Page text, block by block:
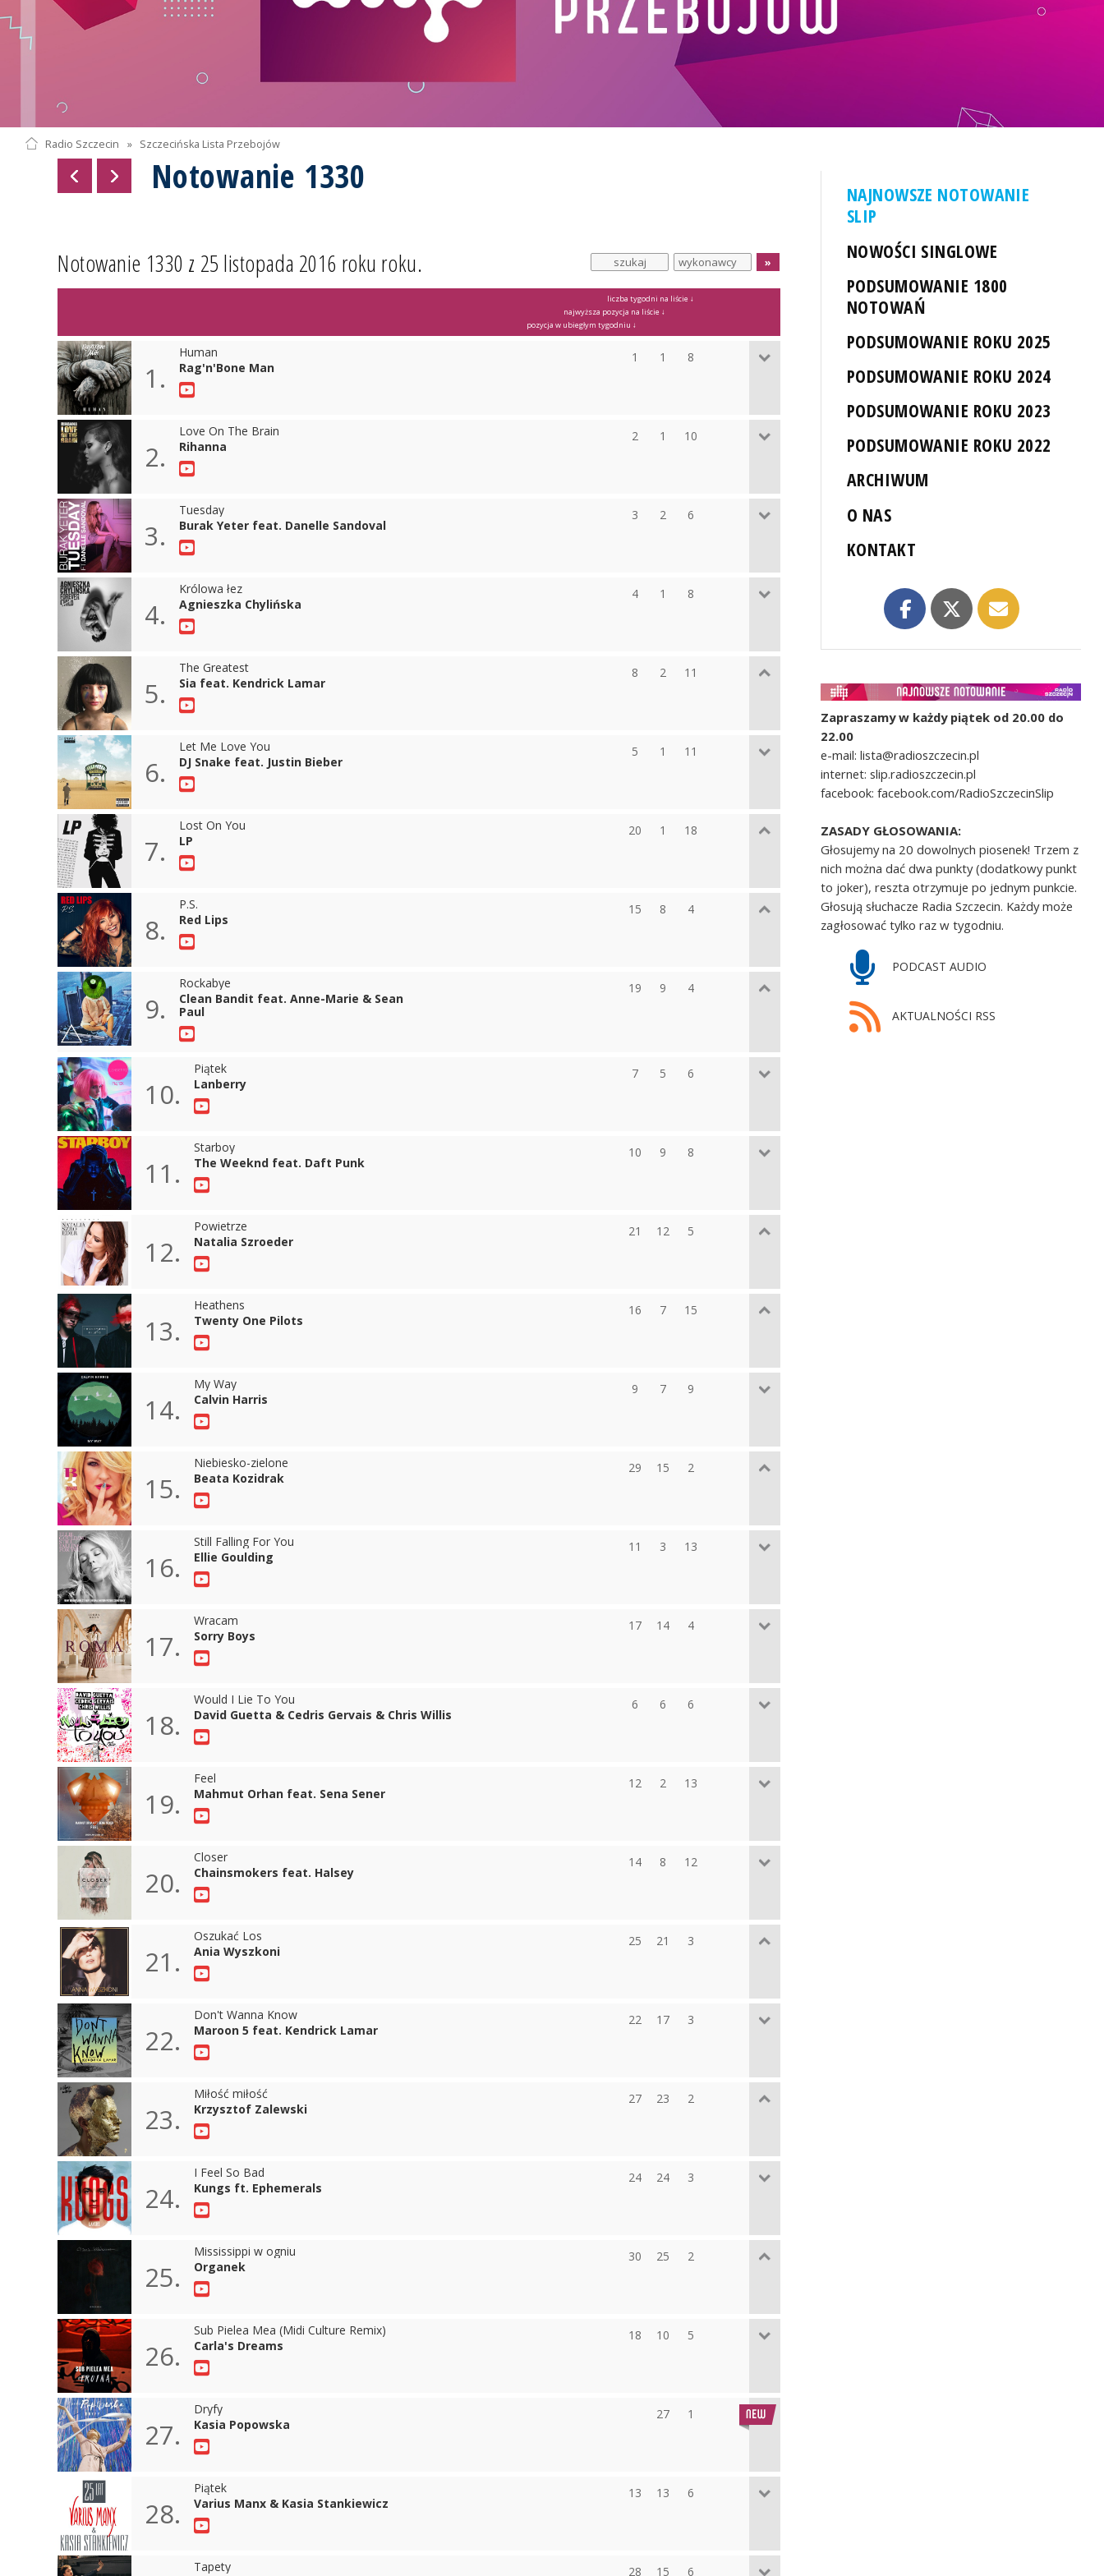
Radio Szczecin » Szczecińska Lista Przebojów
Notowanie 1330
Notowanie 1330 z 25 listopada 2016 roku roku.
liczba tygodni na liście ↓
najwyższa pozycja na liście ↓
pozycja w ubiegłym tygodniu ↓
1 1 8
1.
Human
Rag'n'Bone Man
2 1 10
2.
Love On The Brain
Rihanna
3 2 6
3.
Tuesday
Burak Yeter feat. Danelle Sandoval
4 1 8
4.
Królowa łez
Agnieszka Chylińska
8 2 11
5.
The Greatest
Sia feat. Kendrick Lamar
5 1 11
6.
Let Me Love You
DJ Snake feat. Justin Bieber
20 1 18
7.
Lost On You
LP
15 8 4
8.
P.S.
Red Lips
19 9 4
9.
Rockabye
Clean Bandit feat. Anne-Marie & Sean
Paul
7 5 6
10.
Piątek
Lanberry
10 9 8
11.
Starboy
The Weeknd feat. Daft Punk
21 12 5
12.
Powietrze
Natalia Szroeder
16 7 15
13.
Heathens
Twenty One Pilots
9 7 9
14.
My Way
Calvin Harris
29 15 2
15.
Niebiesko-zielone
Beata Kozidrak
11 3 13
16.
Still Falling For You
Ellie Goulding
17 14 4
17.
Wracam
Sorry Boys
6 6 6
18.
Would I Lie To You
David Guetta & Cedris Gervais & Chris Willis
12 2 13
19.
Feel
Mahmut Orhan feat. Sena Sener
14 8 12
20.
Closer
Chainsmokers feat. Halsey
25 21 3
21.
Oszukać Los
Ania Wyszkoni
22 17 3
22.
Don't Wanna Know
Maroon 5 feat. Kendrick Lamar
27 23 2
23.
Miłość miłość
Krzysztof Zalewski
24 24 3
24.
I Feel So Bad
Kungs ft. Ephemerals
30 25 2
25.
Mississippi w ogniu
Organek
18 10 5
26.
Sub Pielea Mea (Midi Culture Remix)
Carla's Dreams
27 1
27.
Dryfy
Kasia Popowska
13 13 6
28.
Piątek
Varius Manx & Kasia Stankiewicz
28 15 6
Tapety
NAJNOWSZE NOTOWANIE
SLIP
NOWOŚCI SINGLOWE
PODSUMOWANIE 1800
NOTOWAŃ
PODSUMOWANIE ROKU 2025
PODSUMOWANIE ROKU 2024
PODSUMOWANIE ROKU 2023
PODSUMOWANIE ROKU 2022
ARCHIWUM
O NAS
KONTAKT
Zapraszamy w każdy piątek od 20.00 do
22.00
e-mail: lista@radioszczecin.pl
internet: slip.radioszczecin.pl
facebook: facebook.com/RadioSzczecinSlip
ZASADY GŁOSOWANIA:
Głosujemy na 20 dowolnych piosenek! Trzem z
nich można dać dwa punkty (dodatkowy punkt
to joker), reszta otrzymuje po jednym punkcie.
Głosują słuchacze Radia Szczecin. Każdy może
zagłosować tylko raz w tygodniu.
PODCAST AUDIO
AKTUALNOŚCI RSS